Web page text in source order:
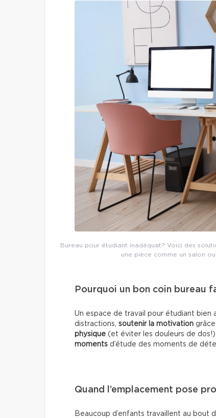
Bureau pour étudiant inadéquat? Voici des
une pièce comme un salon
Pourquoi un bon coin bureau
Un espace de travail pour étudiant bien
distractions, soutenir la motivation
physique (et éviter les douleurs de
moments d’étude des moments de
Quand l’emplacement pose
Beaucoup d’enfants travaillent au bout